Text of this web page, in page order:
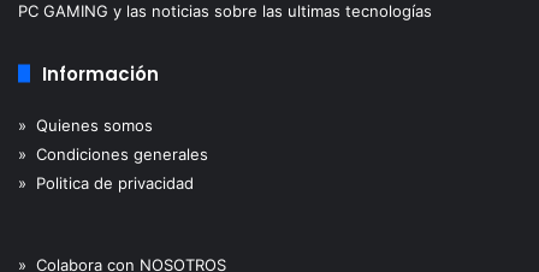
PC GAMING y las noticias sobre las ultimas tecnologías
Información
» Quienes somos
» Condiciones generales
» Politica de privacidad
» Colabora con NOSOTROS